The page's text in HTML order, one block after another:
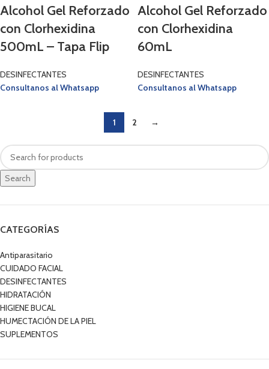
Search
CATEGORÍAS
Antiparasitario
CUIDADO FACIAL
DESINFECTANTES
HIDRATACIÓN
HIGIENE BUCAL
HUMECTACIÓN DE LA PIEL
SUPLEMENTOS
Alcohol Gel Reforzado
con Clorhexidina
500mL – Tapa Flip
DESINFECTANTES
Consultanos al Whatsapp
Alcohol Gel Reforzado
con Clorhexidina
60mL
DESINFECTANTES
Consultanos al Whatsapp
1 2 →